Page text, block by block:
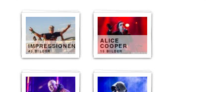
IMPRESSIONEN
40 BILDER
ALICE
COOPER
15 BILDER